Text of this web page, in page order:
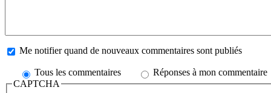
Me notifier quand de nouveaux commentaires sont publiés
Tous les commentaires
Réponses à mon commentaire
CAPTCHA